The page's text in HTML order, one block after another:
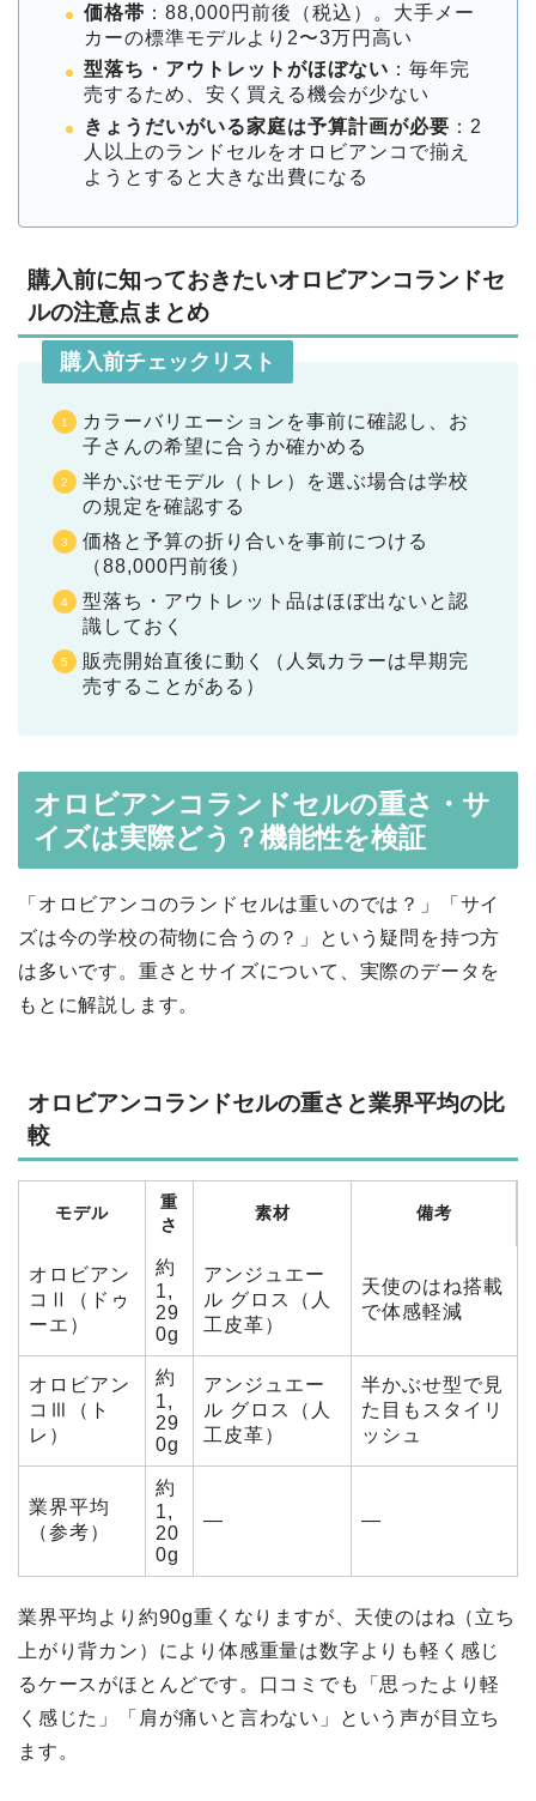
価格帯 ：88,000円前後（税込）。大手メー
カーの標準モデルより2〜3万円高い
型落ち・アウトレットがほぼない ：毎年完
売するため、安く買える機会が少ない
きょうだいがいる家庭は予算計画が必要 ：2
人以上のランドセルをオロビアンコで揃え
ようとすると大きな出費になる
購入前に知っておきたいオロビアンコランドセ
ルの注意点まとめ
購入前チェックリスト
カラーバリエーションを事前に確認し、お
子さんの希望に合うか確かめる
半かぶせモデル（トレ）を選ぶ場合は学校
の規定を確認する
価格と予算の折り合いを事前につける
（88,000円前後）
型落ち・アウトレット品はほぼ出ないと認
識しておく
販売開始直後に動く（人気カラーは早期完
売することがある）
オロビアンコランドセルの重さ・サ
イズは実際どう？機能性を検証
「オロビアンコのランドセルは重いのでは？」「サイ
ズは今の学校の荷物に合うの？」という疑問を持つ方
は多いです。重さとサイズについて、実際のデータを
もとに解説します。
オロビアンコランドセルの重さと業界平均の比
較
モデル
重
さ
素材 備考
オロビアン
コⅡ（ドゥ
ーエ）
約
1,
29
0g
アンジュエー
ル グロス（人
工皮革）
天使のはね搭載
で体感軽減
オロビアン
コⅢ（ト
レ）
約
1,
29
0g
アンジュエー
ル グロス（人
工皮革）
半かぶせ型で見
た目もスタイリ
ッシュ
業界平均
（参考）
約
1,
20
0g
— —
業界平均より約90g重くなりますが、天使のはね（立ち
上がり背カン）により体感重量は数字よりも軽く感じ
るケースがほとんどです。口コミでも「思ったより軽
く感じた」「肩が痛いと言わない」という声が目立ち
ます。